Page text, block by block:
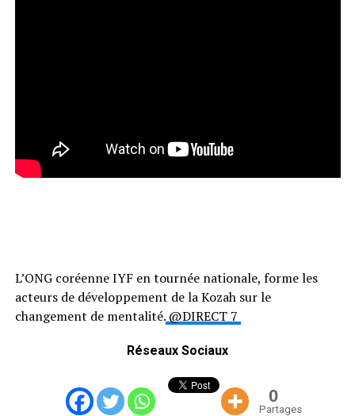
L’ONG coréenne IYF en tournée nationale, forme les
acteurs de développement de la Kozah sur le
changement de mentalité.@DIRECT 7
Réseaux Sociaux
0
Partages